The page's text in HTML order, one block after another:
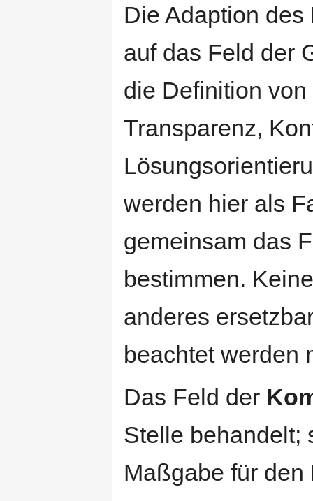
Die Adaption
auf das Feld der
die Definition
Transparenz,
werden hier als
gemeinsam das
bestimmen.
anderes
beachtet werden
Das Feld der
Stelle behandelt;
Maßgabe für